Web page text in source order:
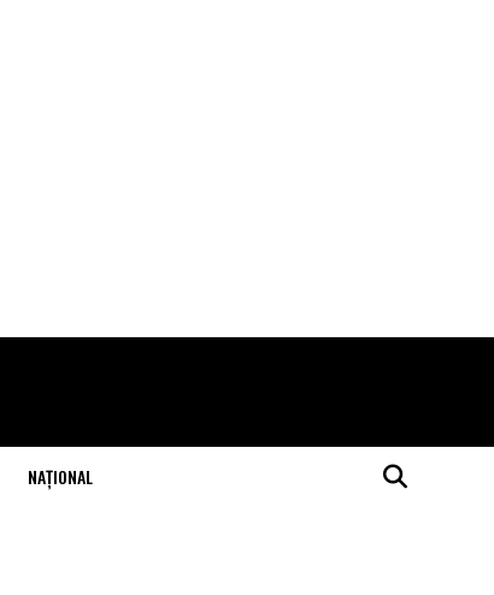
NAŢIONAL